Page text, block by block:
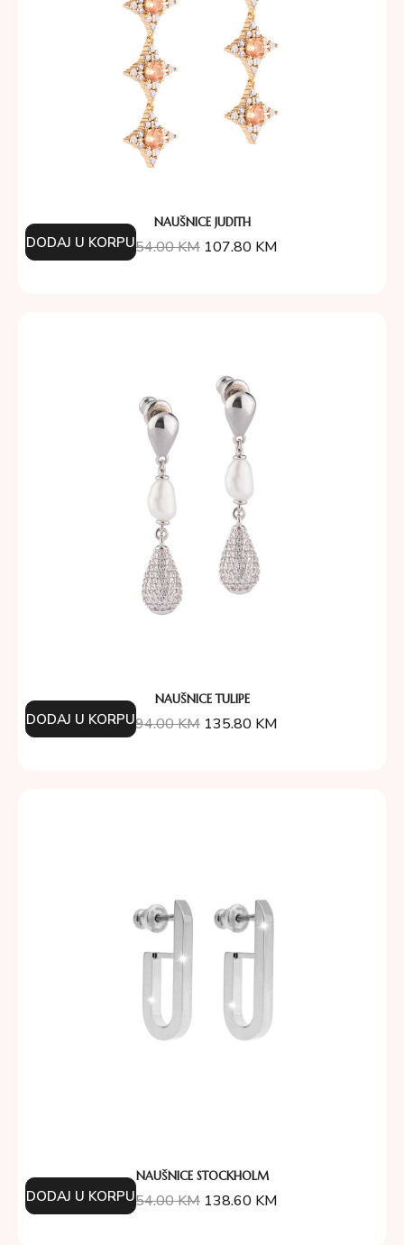
NAUŠNICE JUDITH
154.00KM 107.80 KM
DODAJ U KORPU
NAUŠNICE TULIPE
194.00KM 135.80 KM
DODAJ U KORPU
NAUŠNICE STOCKHOLM
154.00KM 138.60 KM
DODAJ U KORPU